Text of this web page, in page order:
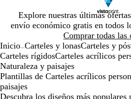
Explore nuestras últimas
envío económico gratis en todos
Comprar todas las
Diapositiva
1
Inicio Carteles y lonasCarteles y
Carteles rígidosCarteles acrílicos
Naturaleza y paisajes
Plantillas de Carteles acrílicos
paisajes
Descubra los diseños más